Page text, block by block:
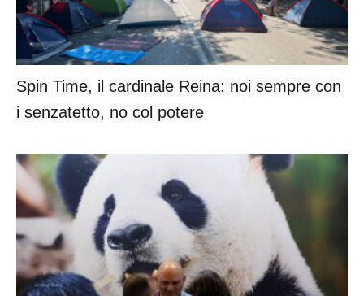
Spin Time, il cardinale Reina: noi sempre con
i senzatetto, no col potere